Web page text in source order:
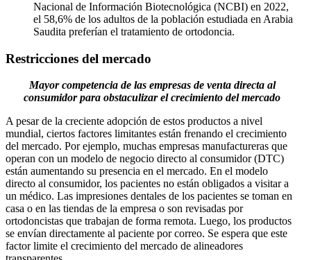
Nacional de Información Biotecnológica (NCBI) en 2022,
el 58,6% de los adultos de la población estudiada en Arabia
Saudita preferían el tratamiento de ortodoncia.
Restricciones del mercado
Mayor competencia de las empresas de venta directa al
consumidor para obstaculizar el crecimiento del mercado
A pesar de la creciente adopción de estos productos a nivel
mundial, ciertos factores limitantes están frenando el crecimiento
del mercado. Por ejemplo, muchas empresas manufactureras que
operan con un modelo de negocio directo al consumidor (DTC)
están aumentando su presencia en el mercado. En el modelo
directo al consumidor, los pacientes no están obligados a visitar a
un médico. Las impresiones dentales de los pacientes se toman en
casa o en las tiendas de la empresa o son revisadas por
ortodoncistas que trabajan de forma remota. Luego, los productos
se envían directamente al paciente por correo. Se espera que este
factor limite el crecimiento del mercado de alineadores